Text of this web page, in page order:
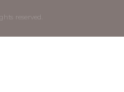
reserved.